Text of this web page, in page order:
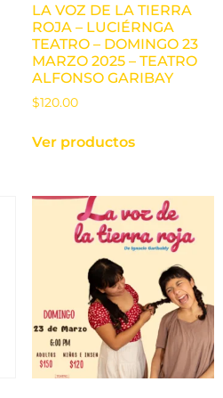
LA VOZ DE LA TIERRA
ROJA – LUCIÉRNGA
TEATRO – DOMINGO 23
MARZO 2025 – TEATRO
ALFONSO GARIBAY
$120.00
Ver productos